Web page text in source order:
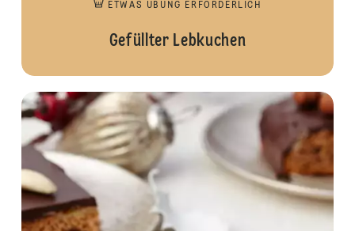
ETWAS ÜBUNG ERFORDERLICH
Gefüllter Lebkuchen